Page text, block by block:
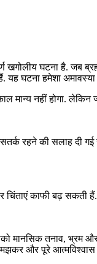
खगोलीय घटना है. जब
घटना हमेशा अमावस्या
नहीं होगा. लेकिन
रहने की सलाह दी गई
चिंताएं काफी बढ़
मानसिक तनाव, भ्रम
समझकर और पूरे